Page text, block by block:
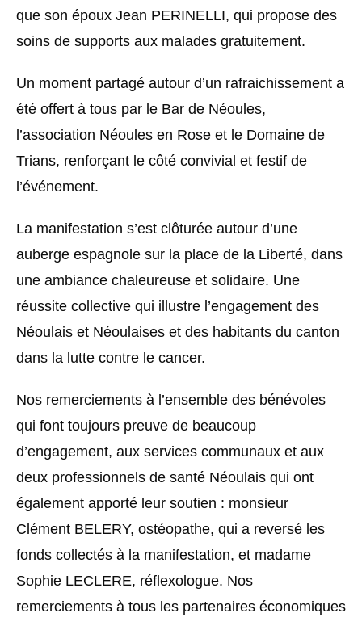
que son époux Jean PERINELLI, qui propose des
soins de supports aux malades gratuitement.
Un moment partagé autour d’un rafraichissement a
été offert à tous par le Bar de Néoules,
l’association Néoules en Rose et le Domaine de
Trians, renforçant le côté convivial et festif de
l’événement.
La manifestation s’est clôturée autour d’une
auberge espagnole sur la place de la Liberté, dans
une ambiance chaleureuse et solidaire. Une
réussite collective qui illustre l’engagement des
Néoulais et Néoulaises et des habitants du canton
dans la lutte contre le cancer.
Nos remerciements à l’ensemble des bénévoles
qui font toujours preuve de beaucoup
d’engagement, aux services communaux et aux
deux professionnels de santé Néoulais qui ont
également apporté leur soutien : monsieur
Clément BELERY, ostéopathe, qui a reversé les
fonds collectés à la manifestation, et madame
Sophie LECLERE, réflexologue. Nos
remerciements à tous les partenaires économiques